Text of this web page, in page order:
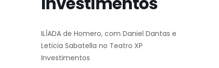
ILÍADA de Homero, com Daniel Dantas e
Leticia Sabatella no Teatro XP
Investimentos